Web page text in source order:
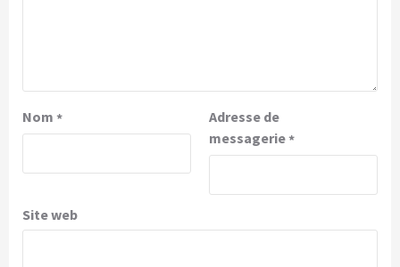
Nom *
Adresse de
messagerie*
Site web